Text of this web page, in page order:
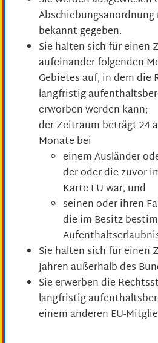
bekannt gegeben.
Sie halten sich für einen
aufeinander folgenden
Gebietes auf, in dem die
langfristig
erworben werden kann;
der Zeitraum beträgt 24
Monate bei
einem Ausländer
der oder die zuvor
Karte EU war, und
seinen oder ihren
die im Besitz
Sie halten sich für einen
Jahren außerhalb des
Sie erwerben die
langfristig
einem anderen EU-